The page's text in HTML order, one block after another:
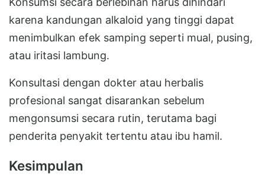
karena kandungan alkaloid yang tinggi dapat
menimbulkan efek samping seperti mual, pusing,
atau iritasi lambung.
Konsultasi dengan dokter atau herbalis
profesional sangat disarankan sebelum
mengonsumsi secara rutin, terutama bagi
penderita penyakit tertentu atau ibu hamil.
Kesimpulan